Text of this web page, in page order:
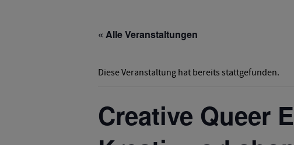
« Alle Veranstaltungen
Diese Veranstaltung hat bereits stattgefunden.
Creative Queer